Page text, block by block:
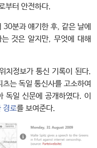
부터 안전하다.
분과 얘기한 후, 같은 날에
것은 알지만, 무엇에 대해
치정보가 통신 기록이 된다.
는 독일 통신사를 고소하여
독일 신문에 공개하였다. 이
경로를 보여준다.